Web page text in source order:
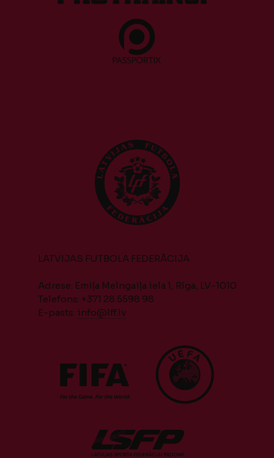
LATVIJAS FUTBOLA FEDERĀCIJA
Adrese: Emiļa Melngaiļa iela 1, Rīga, LV-1010
Telefons: +371 28 5598 98
E-pasts: info@lff.lv